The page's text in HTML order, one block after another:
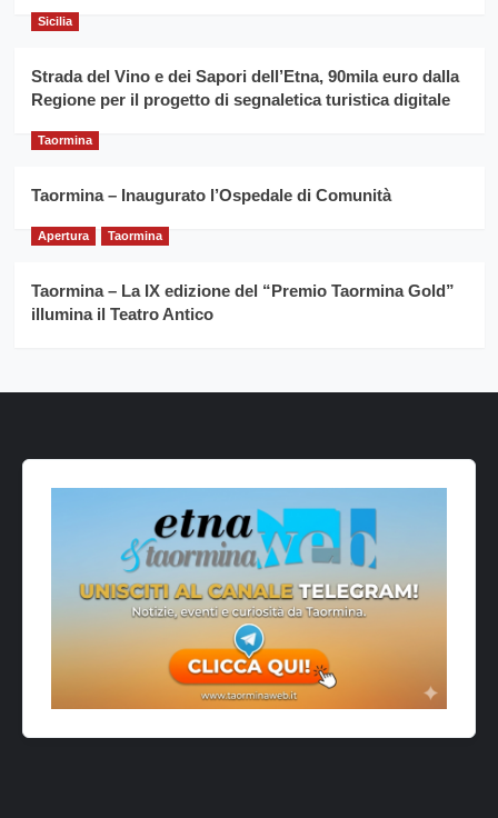
Sicilia
Strada del Vino e dei Sapori dell’Etna, 90mila euro dalla
Regione per il progetto di segnaletica turistica digitale
Taormina
Taormina – Inaugurato l’Ospedale di Comunità
Apertura Taormina
Taormina – La IX edizione del “Premio Taormina Gold”
illumina il Teatro Antico